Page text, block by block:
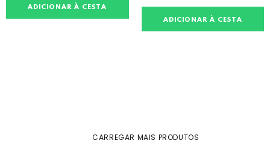
ADICIONAR À CESTA
ADICIONAR À CESTA
CARREGAR MAIS PRODUTOS